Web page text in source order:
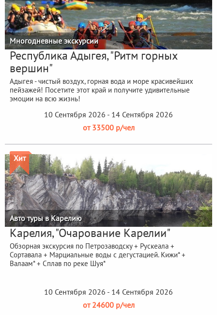
Многодневные экскурсии
Республика Адыгея, "Ритм горных
вершин"
Адыгея - чистый воздух, горная вода и море красивейших
пейзажей! Посетите этот край и получите удивительные
эмоции на всю жизнь!
10 Сентября 2026 - 14 Сентября 2026
от 33500 р/чел
Хит
Авто туры в Карелию
Карелия, "Очарование Карелии"
Обзорная экскурсия по Петрозаводску + Рускеала +
Сортавала + Марциальные воды с дегустацией. Кижи* +
Валаам* + Сплав по реке Шуя*
10 Сентября 2026 - 14 Сентября 2026
от 24600 р/чел